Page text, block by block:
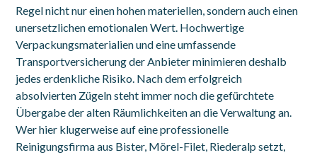
Regel nicht nur einen hohen materiellen, sondern auch einen
unersetzlichen emotionalen Wert. Hochwertige
Verpackungsmaterialien und eine umfassende
Transportversicherung der Anbieter minimieren deshalb
jedes erdenkliche Risiko. Nach dem erfolgreich
absolvierten Zügeln steht immer noch die gefürchtete
Übergabe der alten Räumlichkeiten an die Verwaltung an.
Wer hier klugerweise auf eine professionelle
Reinigungsfirma aus Bister, Mörel-Filet, Riederalp setzt,